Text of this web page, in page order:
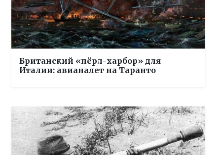
Британский «пёрл-харбор» для
Италии: авианалет на Таранто